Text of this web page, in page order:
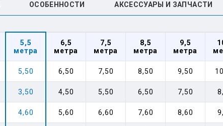
ОСОБЕННОСТИ АКСЕССУАРЫ И ЗАПЧАСТИ
5,5
метра
6,5
метра
7,5
метра
8,5
метра
9,5
метра
5,50 6,50 7,50 8,50 9,50
3,50 4,50 5,50 6,50 7,50
4,60 5,60 6,60 7,60 8,60